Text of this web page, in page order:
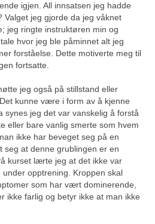
igjen. All innsatsen jeg hadde
Valget jeg gjorde da jeg våknet
jeg ringte instruktøren min og
hvor jeg ble påminnet alt jeg
forståelse. Dette motiverte meg til
fortsatte.
jeg også på stillstand eller
kunne være i form av å kjenne
synes jeg det var vanskelig å forstå
eller bare vanlig smerte som hvem
ikke har beveget seg på en
seg at denne grublingen er en
kurset lærte jeg at det ikke var
opptrening. Kroppen skal
som har vært dominerende,
ikke farlig og betyr ikke at man ikke